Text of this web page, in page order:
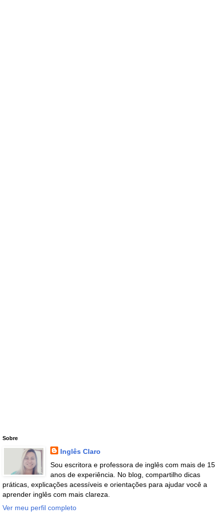
Sobre
Inglês Claro
Sou escritora e professora de inglês com mais de 15
anos de experiência. No blog, compartilho dicas
práticas, explicações acessíveis e orientações para ajudar você a
aprender inglês com mais clareza.
Ver meu perfil completo